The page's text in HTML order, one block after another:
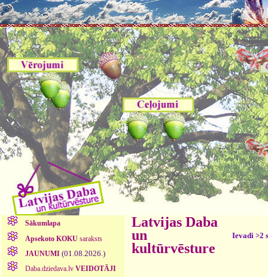
Sākumlapa
Apsekoto KOKUsaraksts
JAUNUMI (01.08.2026.)
Daba.dziedava.lv VEIDOTĀJI
Latvijas Daba
un
kultūrvēsture
Ievadi >2